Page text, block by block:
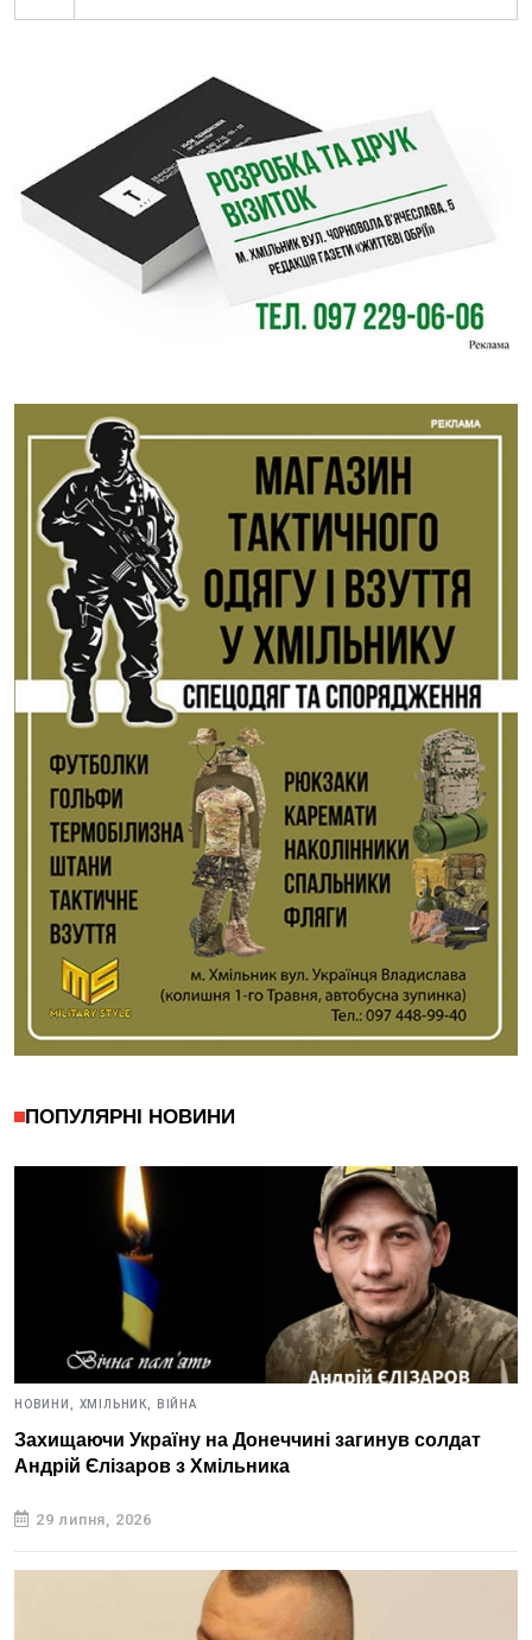
ПОПУЛЯРНІ НОВИНИ
НОВИНИ, ХМІЛЬНИК, ВІЙНА
Захищаючи Україну на Донеччині загинув солдат
Андрій Єлізаров з Хмільника
29 липня, 2026